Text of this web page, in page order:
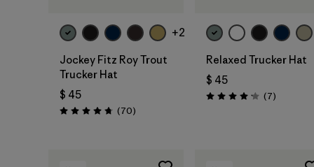
+2
Jockey Fitz Roy Trout
Trucker Hat
$ 45
Valoración: 4.8 / 5
(70Comentarios
)
Relaxed Trucker Hat
$ 45
Valoración: 4.1 / 5
(7)